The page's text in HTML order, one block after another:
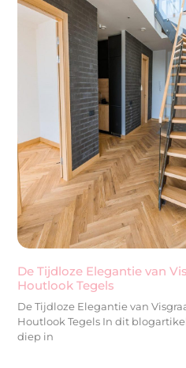
De Tijdloze Elegantie van
Houtlook Tegels
De Tijdloze Elegantie van
Houtlook Tegels In dit
diep in